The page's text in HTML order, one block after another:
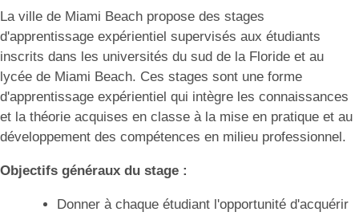
La ville de Miami Beach propose des stages
d'apprentissage expérientiel supervisés aux étudiants
inscrits dans les universités du sud de la Floride et au
lycée de Miami Beach. Ces stages sont une forme
d'apprentissage expérientiel qui intègre les connaissances
et la théorie acquises en classe à la mise en pratique et au
développement des compétences en milieu professionnel.
Objectifs généraux du stage :
Donner à chaque étudiant l'opportunité d'acquérir